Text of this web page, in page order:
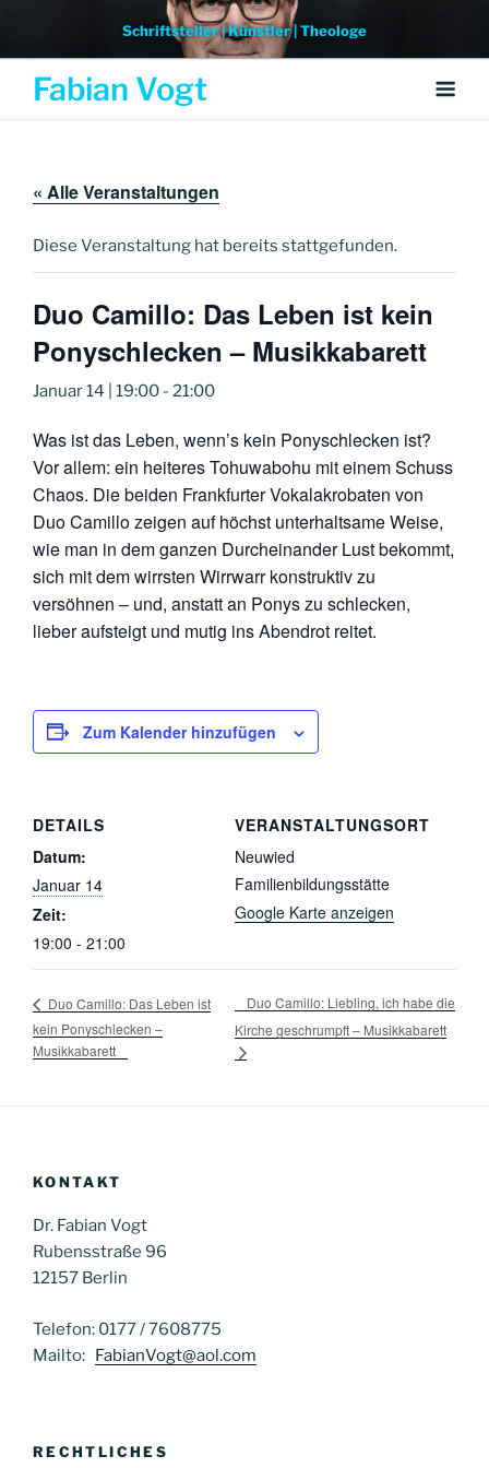
Inhalt
Schriftsteller | Künstler | Theologe
Fabian Vogt
« Alle Veranstaltungen
Diese Veranstaltung hat bereits stattgefunden.
Duo Camillo: Das Leben ist kein
Ponyschlecken – Musikkabarett
Januar 14 | 19:00 - 21:00
Was ist das Leben, wenn’s kein Ponyschlecken ist?
Vor allem: ein heiteres Tohuwabohu mit einem Schuss
Chaos. Die beiden Frankfurter Vokalakrobaten von
Duo Camillo zeigen auf höchst unterhaltsame Weise,
wie man in dem ganzen Durcheinander Lust bekommt,
sich mit dem wirrsten Wirrwarr konstruktiv zu
versöhnen – und, anstatt an Ponys zu schlecken,
lieber aufsteigt und mutig ins Abendrot reitet.
Zum Kalender hinzufügen
DETAILS
Datum:
Januar 14
Zeit:
19:00 - 21:00
VERANSTALTUNGSORT
Neuwied
Familienbildungsstätte
Google Karte anzeigen
Duo Camillo: Das Leben ist
kein Ponyschlecken –
Musikkabarett
Duo Camillo: Liebling, ich habe die
Kirche geschrumpft – Musikkabarett
KONTAKT
Dr. Fabian Vogt
Rubensstraße 96
12157 Berlin
Telefon: 0177 / 7608775
Mailto: FabianVogt@aol.com
RECHTLICHES